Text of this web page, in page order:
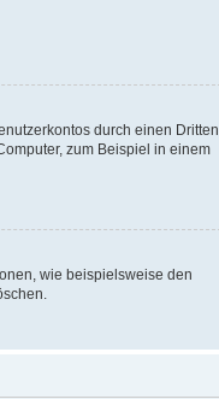
durch einen Dritten.
zum Beispiel in einem
wie beispielsweise den